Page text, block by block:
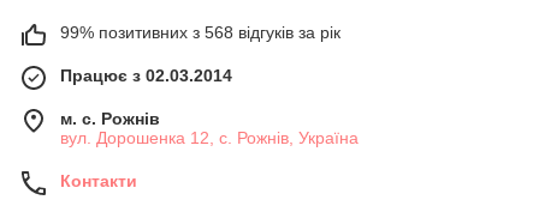
99% позитивних з 568 відгуків за рік
Працює з 02.03.2014
м. с. Рожнів
вул. Дорошенка 12, с. Рожнів, Україна
Контакти